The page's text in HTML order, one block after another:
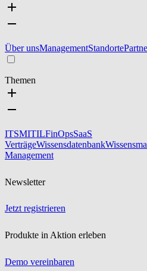
Über unsManagementStandorte
Themen
ITSMITILFinOpsSaaS
VerträgeWissensdatenbank
Management
Newsletter
Jetzt registrieren
Produkte in Aktion erleben
Demo vereinbaren